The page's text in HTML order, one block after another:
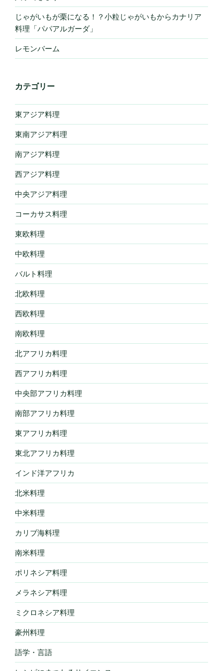
じゃがいもが栗になる！？小粒じゃがいもからカナリア
料理「パパアルガーダ」
レモンバーム
カテゴリー
東アジア料理
東南アジア料理
南アジア料理
西アジア料理
中央アジア料理
コーカサス料理
東欧料理
中欧料理
バルト料理
北欧料理
西欧料理
南欧料理
北アフリカ料理
西アフリカ料理
中央部アフリカ料理
南部アフリカ料理
東アフリカ料理
東北アフリカ料理
インド洋アフリカ
北米料理
中米料理
カリブ海料理
南米料理
ポリネシア料理
メラネシア料理
ミクロネシア料理
豪州料理
語学・言語